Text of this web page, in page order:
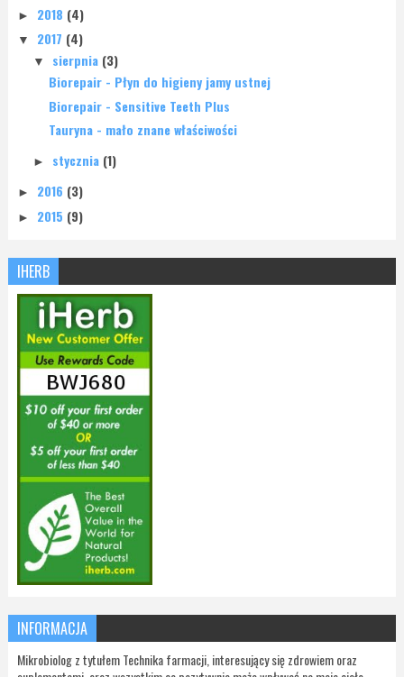
► 2018 (4)
▼ 2017 (4)
▼ sierpnia (3)
Biorepair - Płyn do higieny jamy ustnej
Biorepair - Sensitive Teeth Plus
Tauryna - mało znane właściwości
► stycznia (1)
► 2016 (3)
► 2015 (9)
IHERB
INFORMACJA
Mikrobiolog z tytułem Technika farmacji, interesujący się zdrowiem oraz